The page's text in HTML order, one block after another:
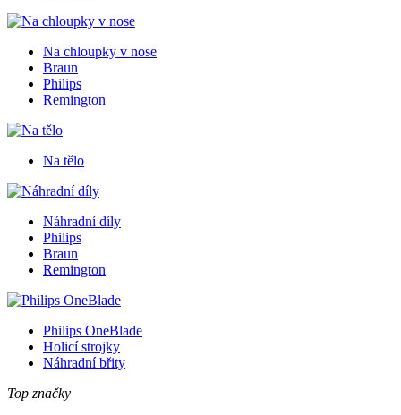
Na chloupky v nose
Braun
Philips
Remington
Na tělo
Náhradní díly
Philips
Braun
Remington
Philips OneBlade
Holicí strojky
Náhradní břity
Top značky